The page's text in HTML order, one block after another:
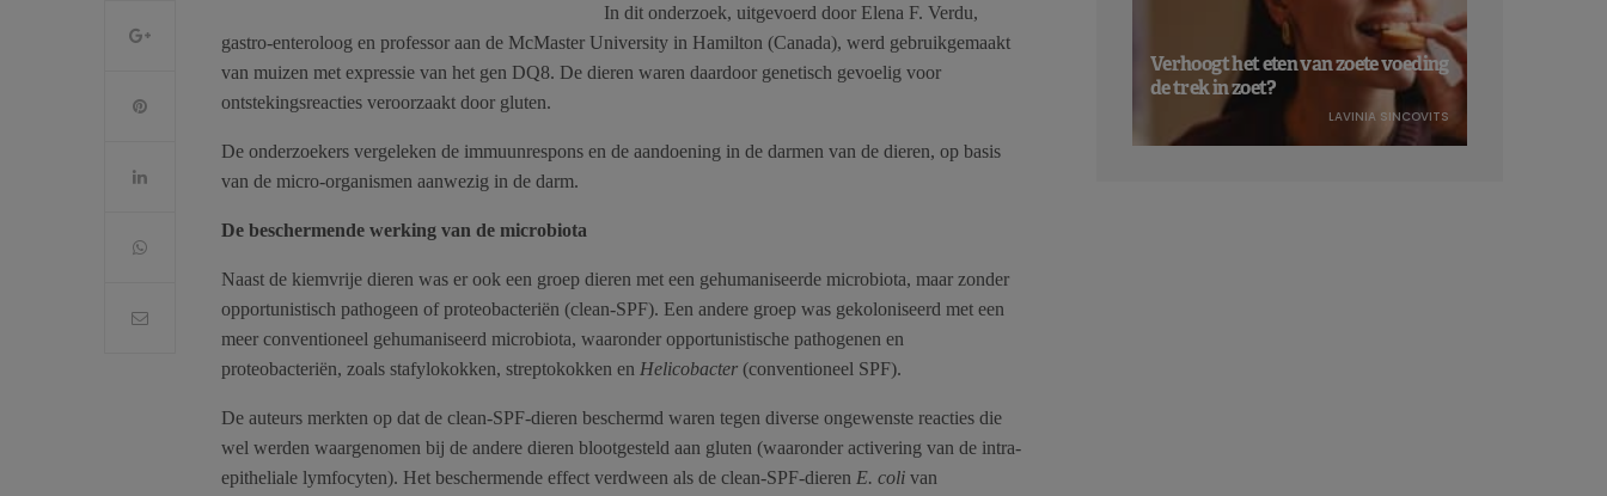
In dit onderzoek, uitgevoerd door Elena F. Verdu,
gastro-enteroloog en professor aan de McMaster University in Hamilton (Canada), werd gebruikgemaakt
van muizen met expressie van het gen DQ8. De dieren waren daardoor genetisch gevoelig voor
ontstekingsreacties veroorzaakt door gluten.
De onderzoekers vergeleken de immuunrespons en de aandoening in de darmen van de dieren, op basis
van de micro-organismen aanwezig in de darm.
De beschermende werking van de microbiota
Naast de kiemvrije dieren was er ook een groep dieren met een gehumaniseerde microbiota, maar zonder
opportunistisch pathogeen of proteobacteriën (clean-SPF). Een andere groep was gekoloniseerd met een
meer conventioneel gehumaniseerd microbiota, waaronder opportunistische pathogenen en
proteobacteriën, zoals stafylokokken, streptokokken en Helicobacter (conventioneel SPF).
De auteurs merkten op dat de clean-SPF-dieren beschermd waren tegen diverse ongewenste reacties die
wel werden waargenomen bij de andere dieren blootgesteld aan gluten (waaronder activering van de intra-
epitheliale lymfocyten). Het beschermende effect verdween als de clean-SPF-dieren E. coli van
Verhoogt het eten van zoete voeding
de trek in zoet?
LAVINIA SINCOVITS